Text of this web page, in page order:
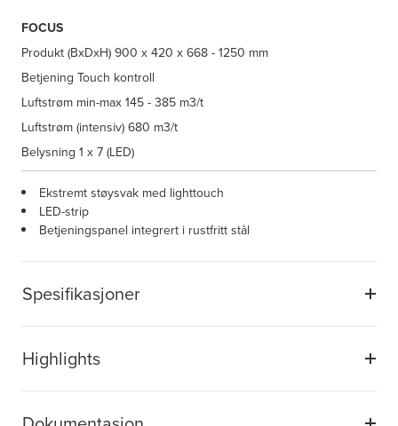
Spesifikasjoner
Highlights
FOCUS
Produkt (BxDxH)900 x 420 x 668 - 1250 mm
Betjening Touch kontroll
Luftstrøm min-max145 - 385 m3/t
Luftstrøm (intensiv)680 m3/t
Belysning 1 x 7 (LED)
Ekstremt støysvak med lighttouch
LED-strip
Betjeningspanel integrert i rustfritt stål